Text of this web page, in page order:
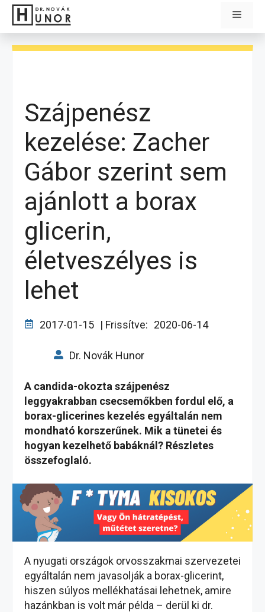
Kilépés
tartalomba
Menü
Szájpenész
kezelése: Zacher
Gábor szerint sem
ajánlott a borax
glicerin,
életveszélyes is
lehet
2017-01-15 | Frissítve: 2020-06-14
Dr. Novák Hunor
A candida-okozta szájpenész
leggyakrabban csecsemőkben fordul elő, a
borax-glicerines kezelés egyáltalán nem
mondható korszerűnek. Mik a tünetei és
hogyan kezelhető babáknál? Részletes
összefoglaló.
A nyugati országok orvosszakmai szervezetei
egyáltalán nem javasolják a borax-glicerint,
hiszen súlyos mellékhatásai lehetnek, amire
hazánkban is volt már példa – derül ki dr.